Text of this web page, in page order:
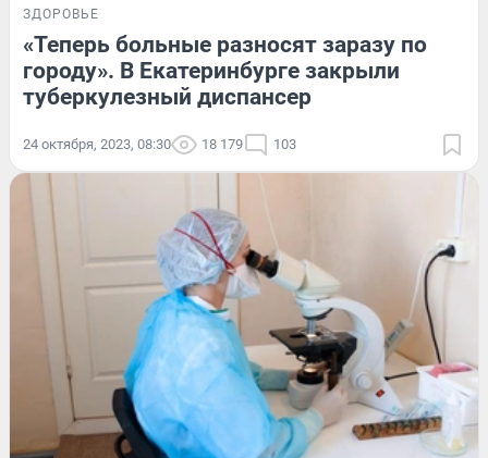
ЗДОРОВЬЕ
«Теперь больные разносят заразу по
городу». В Екатеринбурге закрыли
туберкулезный диспансер
24 октября, 2023, 08:30 18 179 103